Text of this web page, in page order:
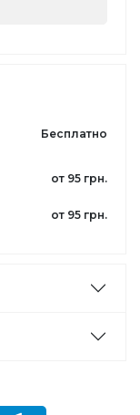
Бесплатно
от 95 грн.
от 95 грн.